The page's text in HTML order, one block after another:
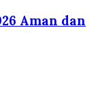
Aman dan